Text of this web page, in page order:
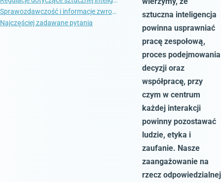
Sprawozdawczość i informacje zwrotne
Najczęściej zadawane pytania
sztuczna inteligencja
powinna usprawniać
pracę zespołową,
proces podejmowania
decyzji oraz
współpracę, przy
czym w centrum
każdej interakcji
powinny pozostawać
ludzie, etyka i
zaufanie. Nasze
zaangażowanie na
rzecz odpowiedzialnej